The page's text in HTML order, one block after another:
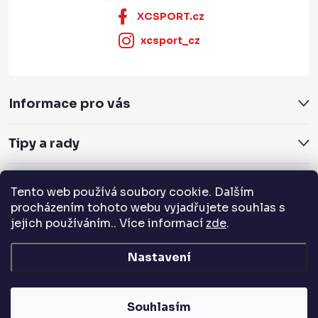
Tento web používá soubory cookie. Dalším
procházením tohoto webu vyjadřujete souhlas s
jejich používáním.. Více informací zde.
Nastavení
Souhlasím
XCSPORT.cz
xcsport_cz
Informace pro vás
Tipy a rady
Servis a služby
Přijímáme online platby